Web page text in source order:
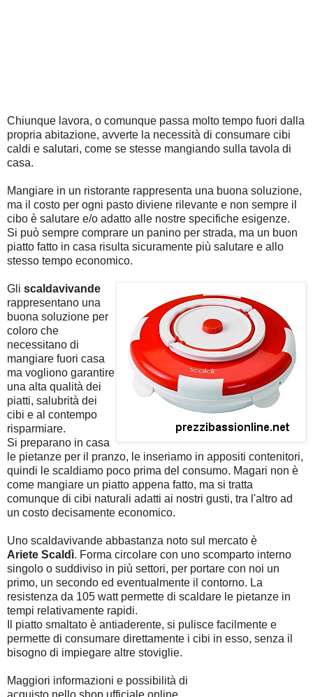
Chiunque lavora, o comunque passa molto tempo fuori dalla
propria abitazione, avverte la necessità di consumare cibi
caldi e salutari, come se stesse mangiando sulla tavola di
casa.
Mangiare in un ristorante rappresenta una buona soluzione,
ma il costo per ogni pasto diviene rilevante e non sempre il
cibo è salutare e/o adatto alle nostre specifiche esigenze.
Si può sempre comprare un panino per strada, ma un buon
piatto fatto in casa risulta sicuramente più salutare e allo
stesso tempo economico.
Gli scaldavivande
rappresentano una
buona soluzione per
coloro che
necessitano di
mangiare fuori casa
ma vogliono garantire
una alta qualità dei
piatti, salubrità dei
cibi e al contempo
risparmiare.
Si preparano in casa
le pietanze per il pranzo, le inseriamo in appositi contenitori,
quindi le scaldiamo poco prima del consumo. Magari non è
come mangiare un piatto appena fatto, ma si tratta
comunque di cibi naturali adatti ai nostri gusti, tra l'altro ad
un costo decisamente economico.
Uno scaldavivande abbastanza noto sul mercato è
Ariete Scaldì. Forma circolare con uno scomparto interno
singolo o suddiviso in più settori, per portare con noi un
primo, un secondo ed eventualmente il contorno. La
resistenza da 105 watt permette di scaldare le pietanze in
tempi relativamente rapidi.
Il piatto smaltato è antiaderente, si pulisce facilmente e
permette di consumare direttamente i cibi in esso, senza il
bisogno di impiegare altre stoviglie.
Maggiori informazioni e possibilità di
acquisto nello shop ufficiale online